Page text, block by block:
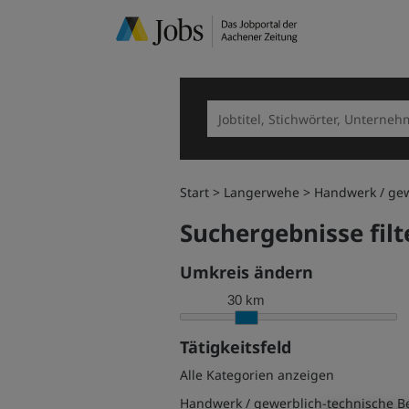
Start Langerwehe Handwerk /
Suchergebnisse
Umkreis ändern
30 km
Tätigkeitsfeld
Alle Kategorien anzeigen
Handwerk / gewerblich-technische